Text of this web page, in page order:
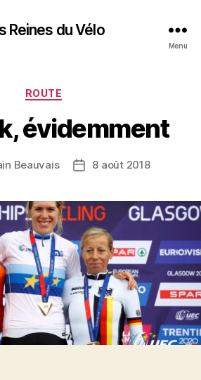
Reines du Vélo
Menu
Catégories
ROUTE
évidemment
Beauvais
Date8 août 2018